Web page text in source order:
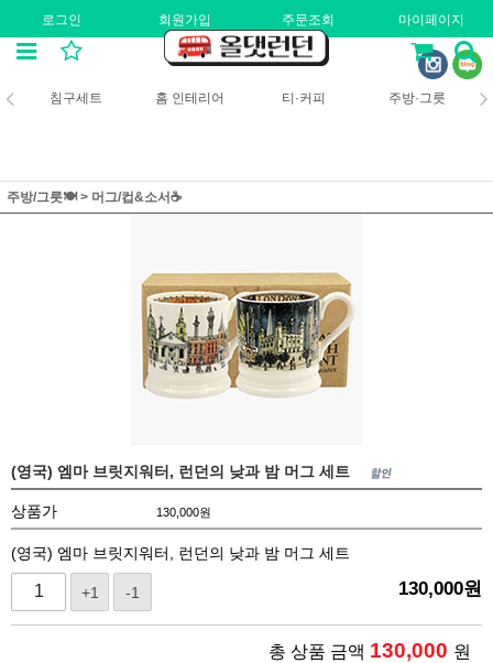
로그인 회원가입 주문조회 마이페이지
침구세트 홈 인테리어 티·커피 주방·그릇
주방/그릇🍽️> 머그/컵&소서☕
(영국) 엠마 브릿지워터, 런던의 낮과 밤 머그 세트
상품가 130,000원
(영국) 엠마 브릿지워터, 런던의 낮과 밤 머그 세트
+1 -1 130,000원
총 상품 금액 130,000 원